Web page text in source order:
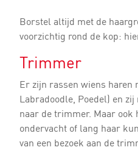
Borstel altijd met de
voorzichtig rond de kop:
Trimmer
Er zijn rassen wiens haren
Labradoodle, Poedel) en
naar de trimmer. Maar ook
ondervacht of lang haar
van een bezoek aan de